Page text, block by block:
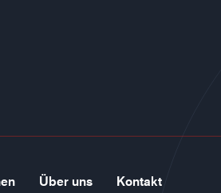
Über uns Kontakt